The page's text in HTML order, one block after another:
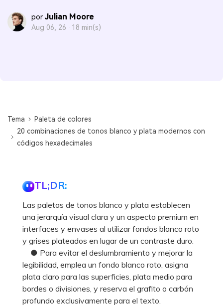
por Julian Moore
Aug 06, 26 · 18 min(s)
Tema
Paleta de colores
20 combinaciones de tonos blanco y plata modernos con
códigos hexadecimales
TL;DR:
Las paletas de tonos blanco y plata establecen
una jerarquía visual clara y un aspecto premium en
interfaces y envases al utilizar fondos blanco roto
y grises plateados en lugar de un contraste duro.
● Para evitar el deslumbramiento y mejorar la
legibilidad, emplea un fondo blanco roto, asigna
plata claro para las superficies, plata medio para
bordes o divisiones, y reserva el grafito o carbón
profundo exclusivamente para el texto.